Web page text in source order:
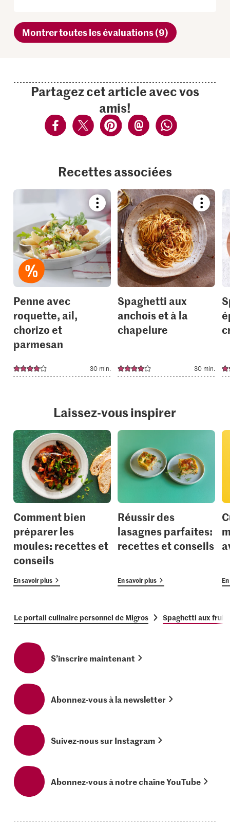
Montrer toutes les évaluations (9)
Partagez cet article avec vos
amis!
Recettes associées
Bookmark
recipe
or
add
it
to
your
collections.
Penne avec
roquette, ail,
chorizo et
parmesan
30 min.
recipe
or
add
it
to
your
Spaghetti aux
anchois et à la
chapelure
30 min.
Laissez-vous inspirer
Comment bien
préparer les
moules: recettes et
conseils
En savoir plus
Réussir des
lasagnes parfaites:
recettes et conseils
En savoir plus
Le portail culinaire personnel de Migros Spaghetti aux
S’inscrire maintenant
Abonnez-vous à la newsletter
Suivez-nous sur Instagram
Abonnez-vous à notre chaîne YouTube